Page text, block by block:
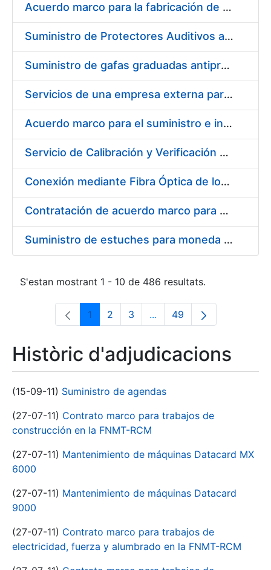
Acuerdo marco para la fabricación de piezas
Suministro de Protectores Auditivos a medida para las personas trabajadoras de los Centros de Trabajo de Madrid y Burgos
Suministro de gafas graduadas antiproyecciones para los trabajadores de la FNMT-RCM en los centros de trabajo de Madrid y Burgos
Servicios de una empresa externa para el asesoramiento y resolución de los recursos de alzada que se presentan relacionados con procesos de selección para la FNMT-RCM
Acuerdo marco para el suministro e instalación de persianas, estores y otros complementos
Servicio de Calibración y Verificación Externa de los Equipos de Medición del Servicio de Prevención de la FNMT-RCM
Conexión mediante Fibra Óptica de los Centros de Proceso de Datos (CPDs) de las sedes de la FNMT-RCM de Burgos y Madrid
Contratación de acuerdo marco para el Suministro de Material de Electricidad para la Fábrica Nacional de Moneda y Timbre-Real Casa de la Moneda en su centro de trabajo de Burgos
Suministro de estuches para moneda de 30 €
S'estan mostrant 1 - 10 de 486 resultats.
Pàgina
1 Pàgina
2 Pàgina
3 ...Pàgines intermèdies
Pàgina
49
Històric d'adjudicacions
(15-09-11) Suministro de agendas
(27-07-11) Contrato marco para trabajos de
construcción en la FNMT-RCM
(27-07-11) Mantenimiento de máquinas Datacard MX
6000
(27-07-11) Mantenimiento de máquinas Datacard
9000
(27-07-11) Contrato marco para trabajos de
electricidad, fuerza y alumbrado en la FNMT-RCM